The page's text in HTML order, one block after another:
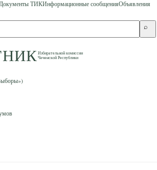
Документы ТИКИнформационные сообщенияОбъявления
Избирательной комиссии
Чеченской Республики
⌕